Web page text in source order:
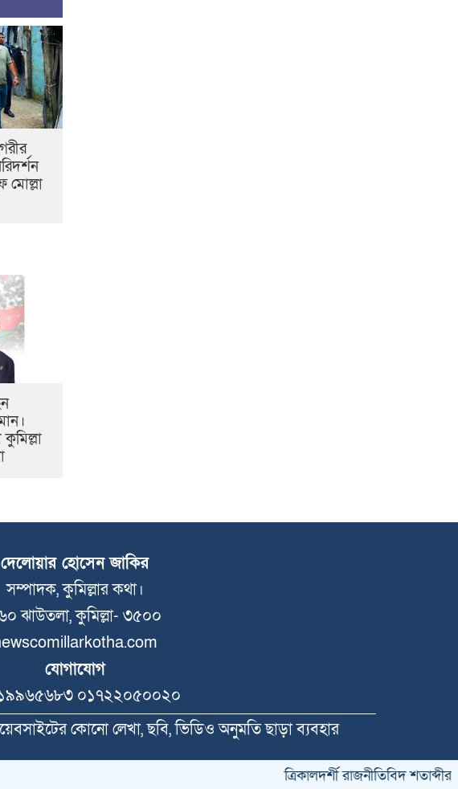
মোল্লা
কুমিল্লা
দেলোয়ার হোসেন জাকির
সম্পাদক, কুমিল্লার কথা।
ঝাউতলা, কুমিল্লা- ৩৫০০
যোগাযোগ
০১৭২২০৫০০২০
কোনো লেখা, ছবি, ভিডিও অনুমতি ছাড়া ব্যবহার
ত্রিকালদর্শী রাজনীতিবিদ শতাব্দীর